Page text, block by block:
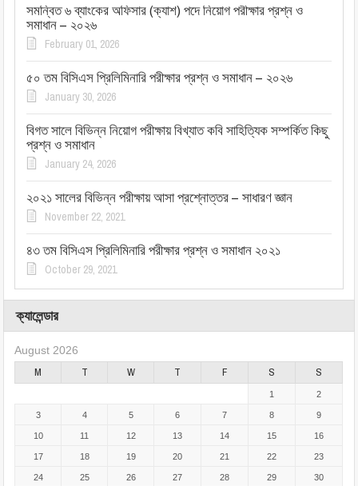
সমন্বিত ৬ ব্যাংকের অফিসার (ক্যাশ) পদে নিয়োগ পরীক্ষার প্রশ্ন ও
সমাধান – ২০২৬
February 01, 2026
৫০ তম বিসিএস প্রিলিমিনারি পরীক্ষার প্রশ্ন ও সমাধান – ২০২৬
January 30, 2026
বিগত সালে বিভিন্ন নিয়োগ পরীক্ষায় বিখ্যাত কবি সাহিত্যিক সম্পর্কিত কিছু
প্রশ্ন ও সমাধান
January 24, 2026
২০২১ সালের বিভিন্ন পরীক্ষায় আসা প্রশ্নোত্তর – সাধারণ জ্ঞান
November 22, 2021
৪৩ তম বিসিএস প্রিলিমিনারি পরীক্ষার প্রশ্ন ও সমাধান ২০২১
October 29, 2021
ক্যালেন্ডার
August 2026
M T W T F S S
1 2
3 4 5 6 7 8 9
10 11 12 13 14 15 16
17 18 19 20 21 22 23
24 25 26 27 28 29 30